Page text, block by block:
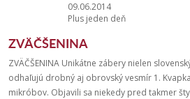
09.06.2014
Plus jeden deň
ZVÄČŠENINA
ZVÄČŠENINA Unikátne zábery nielen
odhaľujú drobný aj obrovský vesmír 1.
mikróbov. Objavili sa niekedy pred takmer